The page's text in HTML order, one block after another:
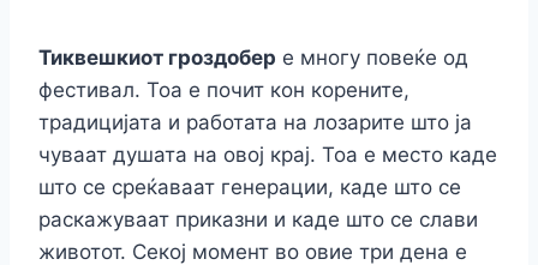
Тиквешкиот гроздобер е многу повеќе од
фестивал. Тоа е почит кон корените,
традицијата и работата на лозарите што ја
чуваат душата на овој крај. Тоа е место каде
што се среќаваат генерации, каде што се
раскажуваат приказни и каде што се слави
животот. Секој момент во овие три дена е